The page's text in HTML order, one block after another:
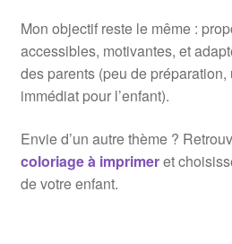
Mon objectif reste le même :
accessibles, motivantes, et
des parents (peu de
immédiat pour l’enfant).
Envie d’un autre thème ?
coloriage à imprimeret
de votre enfant.